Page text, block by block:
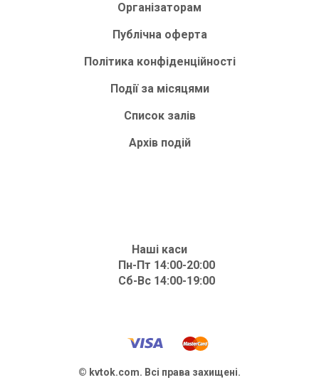
Організаторам
Публічна оферта
Політика конфіденційності
Події за місяцями
Список залів
Архів подій
Наші каси
Пн-Пт 14:00-20:00
Сб-Вс 14:00-19:00
© kvtok.com. Всі права захищені.